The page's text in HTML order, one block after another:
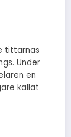
tittarnas
Under
en
kallat